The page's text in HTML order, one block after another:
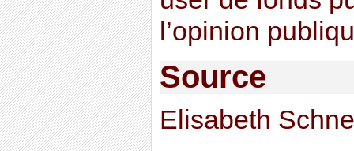
l’opinion
Source
Elisabeth